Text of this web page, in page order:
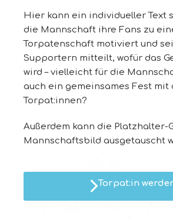
Hier kann ein individueller Text
die Mannschaft ihre Fans zu
Torpatenschaft motiviert und
Supportern mitteilt, wofür das
wird – vielleicht für die
auch ein gemeinsames Fest mit
Torpat:innen?
Außerdem kann die Platzhalter-
Mannschaftsbild ausgetauscht
Torpat:in